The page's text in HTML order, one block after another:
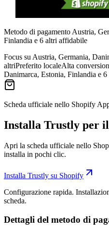
Metodo di pagamento Austria,
Finlandia e 6 altri affidabile
Focus su Austria, Germania,
altriPreferito localeAlta
Danimarca, Estonia, Finlandia e 6
Scheda ufficiale nello Shopify
Installa Trustly per
Apri la scheda ufficiale nello
installa in pochi clic.
Installa Trustly su Shopify
Configurazione rapida.
scheda.
Dettagli del metodo di